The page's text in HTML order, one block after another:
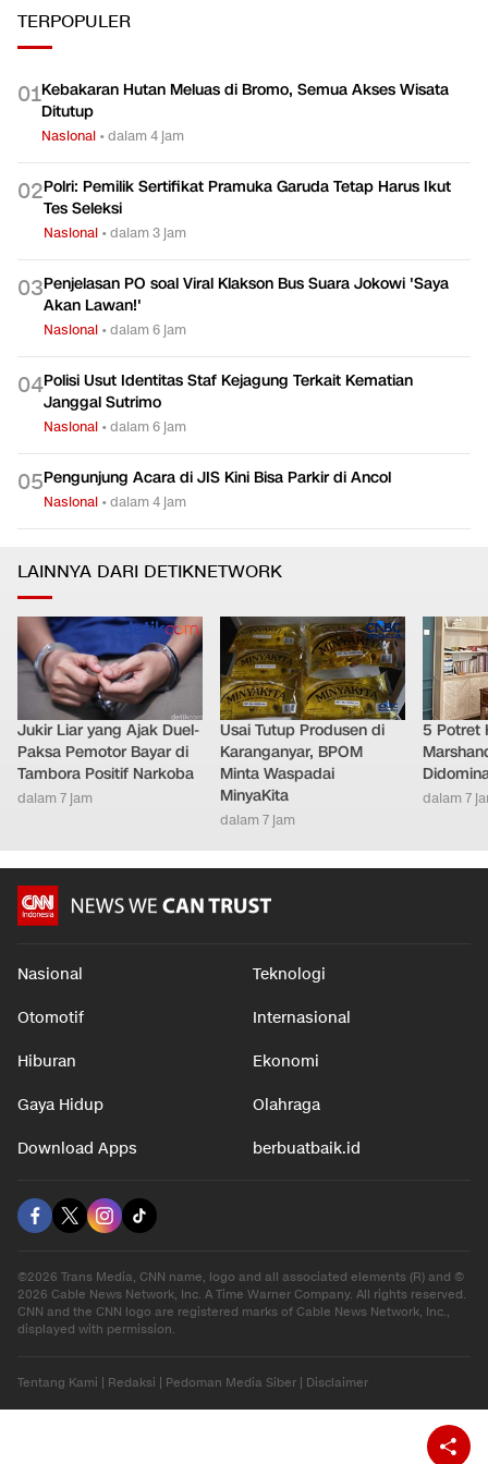
TERPOPULER
01Kebakaran Hutan Meluas di Bromo, Semua Akses Wisata
Ditutup
Nasional •dalam 4 jam
02Polri: Pemilik Sertifikat Pramuka Garuda Tetap Harus Ikut
Tes Seleksi
Nasional •dalam 3 jam
03Penjelasan PO soal Viral Klakson Bus Suara Jokowi 'Saya
Akan Lawan!'
Nasional •dalam 6 jam
04Polisi Usut Identitas Staf Kejagung Terkait Kematian
Janggal Sutrimo
Nasional •dalam 6 jam
05Pengunjung Acara di JIS Kini Bisa Parkir di Ancol
Nasional •dalam 4 jam
LAINNYA DARI DETIKNETWORK
Jukir Liar yang Ajak Duel-
Paksa Pemotor Bayar di
Tambora Positif Narkoba
dalam 7 jam
Usai Tutup Produsen di
Karanganyar, BPOM
Minta Waspadai
MinyaKita
dalam 7 jam
5 Potret
dalam 7
Nasional Teknologi
Otomotif Internasional
Hiburan Ekonomi
Gaya Hidup Olahraga
Download Apps berbuatbaik.id
©2026 Trans Media, CNN name, logo and all associated elements (R) and ©
2026 Cable News Network, Inc. A Time Warner Company. All rights reserved.
CNN and the CNN logo are registered marks of Cable News Network, Inc.,
displayed with permission.
Tentang Kami Redaksi Pedoman Media Siber Disclaimer